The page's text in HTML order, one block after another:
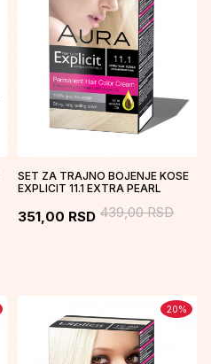
SET ZA TRAJNO BOJENJE KOSE
EXPLICIT 11.1 EXTRA PEARL
351,00 RSD 439,00RSD
20%